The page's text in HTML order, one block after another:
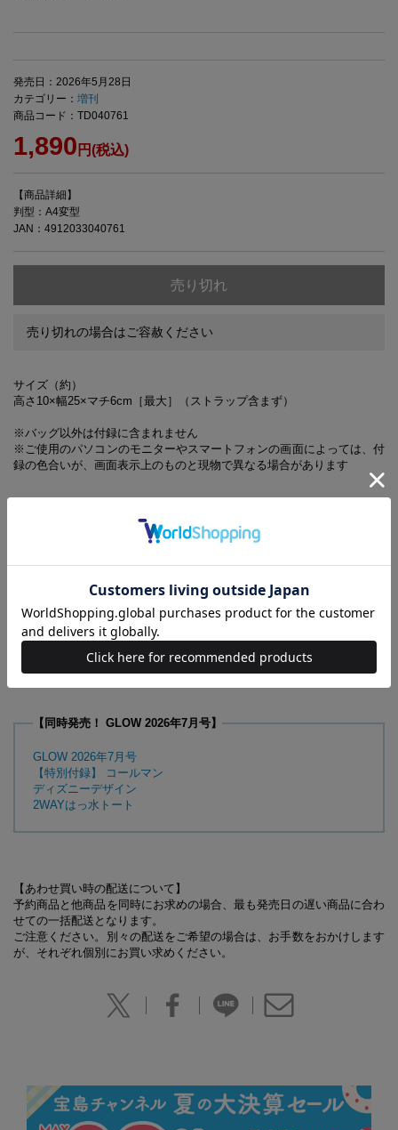
発売日：2026年5月28日
カテゴリー： 増刊
商品コード：TD040761
1,890 円(税込)
【商品詳細】
判型：A4変型
JAN：4912033040761
売り切れ
売り切れの場合はご容赦ください
サイズ（約）
高さ10×幅25×マチ6cm［最大］（ストラップ含まず）
※バッグ以外は付録に含まれません
※ご使用のパソコンのモニターやスマートフォンの画面によっては、付
録の色合いが、画面表示上のものと現物で異なる場合があります
【GLOW7月号増刊 付録対応事務局】
0120-797-161
受付時間／10:00～17:00
（土・日・祝日を除く）
受付期間／2026年8月4日（火）まで
【同時発売！ GLOW 2026年7月号】
GLOW 2026年7月号
【特別付録】 コールマン
ディズニーデザイン
2WAYはっ水トート
【あわせ買い時の配送について】
予約商品と他商品を同時にお求めの場合、最も発売日の遅い商品に合わ
せての一括配送となります。
ご注意ください。別々の配送をご希望の場合は、お手数をおかけします
が、それぞれ個別にお買い求めください。